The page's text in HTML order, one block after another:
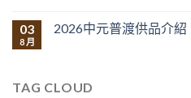
03
8 月
2026中元普渡供品介
TAG CLOUD